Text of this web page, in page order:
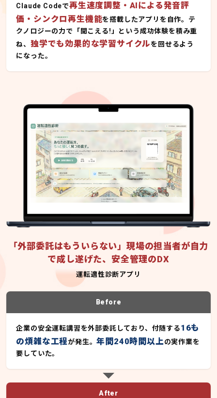
Claude Codeで再生速度調整・AIによる発音評
価・シンクロ再生機能を搭載したアプリを自作。テ
クノロジーの力で「聞こえる!」という成功体験を積み重
ね、独学でも効果的な学習サイクルを回せるよう
になった。
「外部委託はもういらない」現場の担当者が自力
で成し遂げた、安全管理のDX
運転適性診断アプリ
Before
企業の安全運転講習を外部委託しており、付随する16も
の煩雑な工程が発生。年間240時間以上の実作業を
要していた。
After